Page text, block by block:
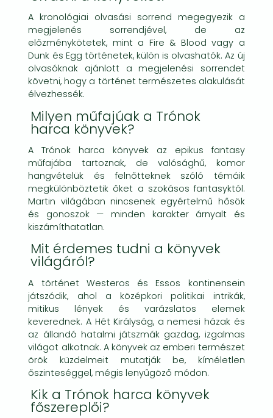
A kronológiai olvasási sorrend megegyezik a
megjelenés sorrendjével, de az
előzménykötetek, mint a Fire & Blood vagy a
Dunk és Egg történetek, külön is olvashatók. Az új
olvasóknak ajánlott a megjelenési sorrendet
követni, hogy a történet természetes alakulását
élvezhessék.
Milyen műfajúak a Trónok
harca könyvek?
A Trónok harca könyvek az epikus fantasy
műfajába tartoznak, de valósághű, komor
hangvételük és felnőtteknek szóló témáik
megkülönböztetik őket a szokásos fantasyktól.
Martin világában nincsenek egyértelmű hősök
és gonoszok — minden karakter árnyalt és
kiszámíthatatlan.
Mit érdemes tudni a könyvek
világáról?
A történet Westeros és Essos kontinensein
játszódik, ahol a középkori politikai intrikák,
mitikus lények és varázslatos elemek
keverednek. A Hét Királyság, a nemesi házak és
az állandó hatalmi játszmák gazdag, izgalmas
világot alkotnak. A könyvek az emberi természet
örök küzdelmeit mutatják be, kíméletlen
őszinteséggel, mégis lenyűgöző módon.
Kik a Trónok harca könyvek
főszereplői?